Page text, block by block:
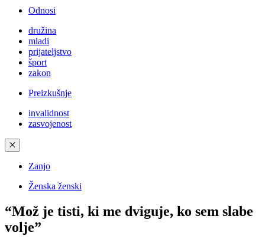
Odnosi
družina
mladi
prijateljstvo
šport
zakon
Preizkušnje
invalidnost
zasvojenost
✕
Zanjo
Ženska ženski
“Mož je tisti, ki me dviguje, ko sem slabe
volje”